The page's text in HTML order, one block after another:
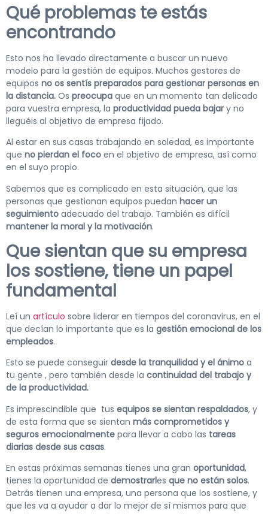
Qué problemas te estás
encontrando
Esto nos ha llevado directamente a buscar un nuevo
modelo para la gestión de equipos. Muchos gestores de
equipos no os sentís preparados para gestionar personas en
la distancia. Os preocupa que en un momento tan delicado
para vuestra empresa, la productividad pueda bajar y no
lleguéis al objetivo de empresa fijado.
Al estar en sus casas trabajando en soledad, es importante
que no pierdan el foco en el objetivo de empresa, así como
en el suyo propio.
Sabemos que es complicado en esta situación, que las
personas que gestionan equipos puedan hacer un
seguimiento adecuado del trabajo. También es difícil
mantener la moral y la motivación.
Que sientan que su empresa
los sostiene, tiene un papel
fundamental
Leí un artículo sobre liderar en tiempos del coronavirus, en el
que decían lo importante que es la gestión emocional de los
empleados.
Esto se puede conseguir desde la tranquilidad y el ánimo a
tu gente , pero también desde la continuidad del trabajo y
de la productividad.
Es imprescindible que tus equipos se sientan respaldados, y
de esta forma que se sientan más comprometidos y
seguros emocionalmente para llevar a cabo las tareas
diarias desde sus casas.
En estas próximas semanas tienes una gran oportunidad,
tienes la oportunidad de demostrarles que no están solos.
Detrás tienen una empresa, una persona que los sostiene, y
que les va a ayudar a dar lo mejor de sí mismos para que